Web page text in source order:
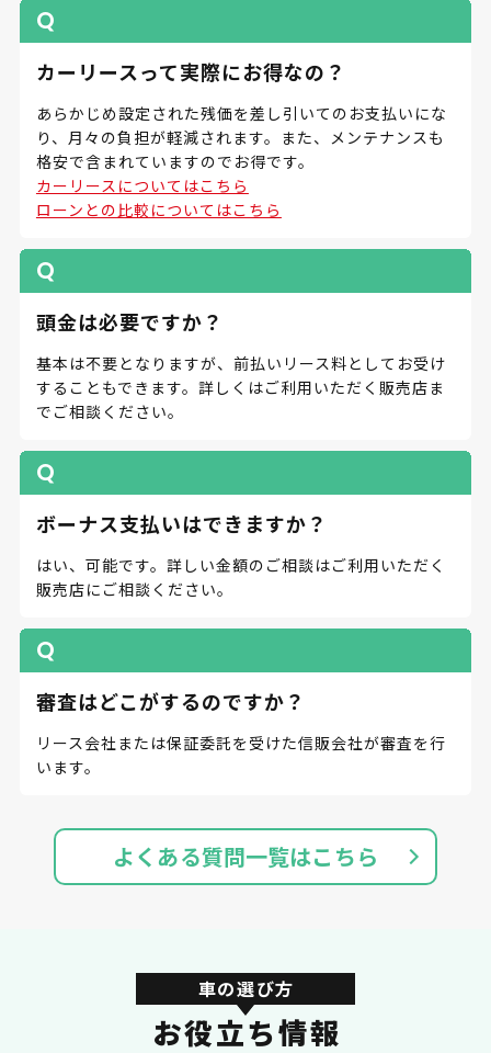
カーリースって実際にお得なの？
あらかじめ設定された残価を差し引いてのお支払いにな
り、月々の負担が軽減されます。また、メンテナンスも
格安で含まれていますのでお得です。
カーリースについてはこちら
ローンとの比較についてはこちら
頭金は必要ですか？
基本は不要となりますが、前払いリース料としてお受け
することもできます。詳しくはご利用いただく販売店ま
でご相談ください。
ボーナス支払いはできますか？
はい、可能です。詳しい金額のご相談はご利用いただく
販売店にご相談ください。
審査はどこがするのですか？
リース会社または保証委託を受けた信販会社が審査を行
います。
よくある質問一覧はこちら
車の選び方
お役立ち情報